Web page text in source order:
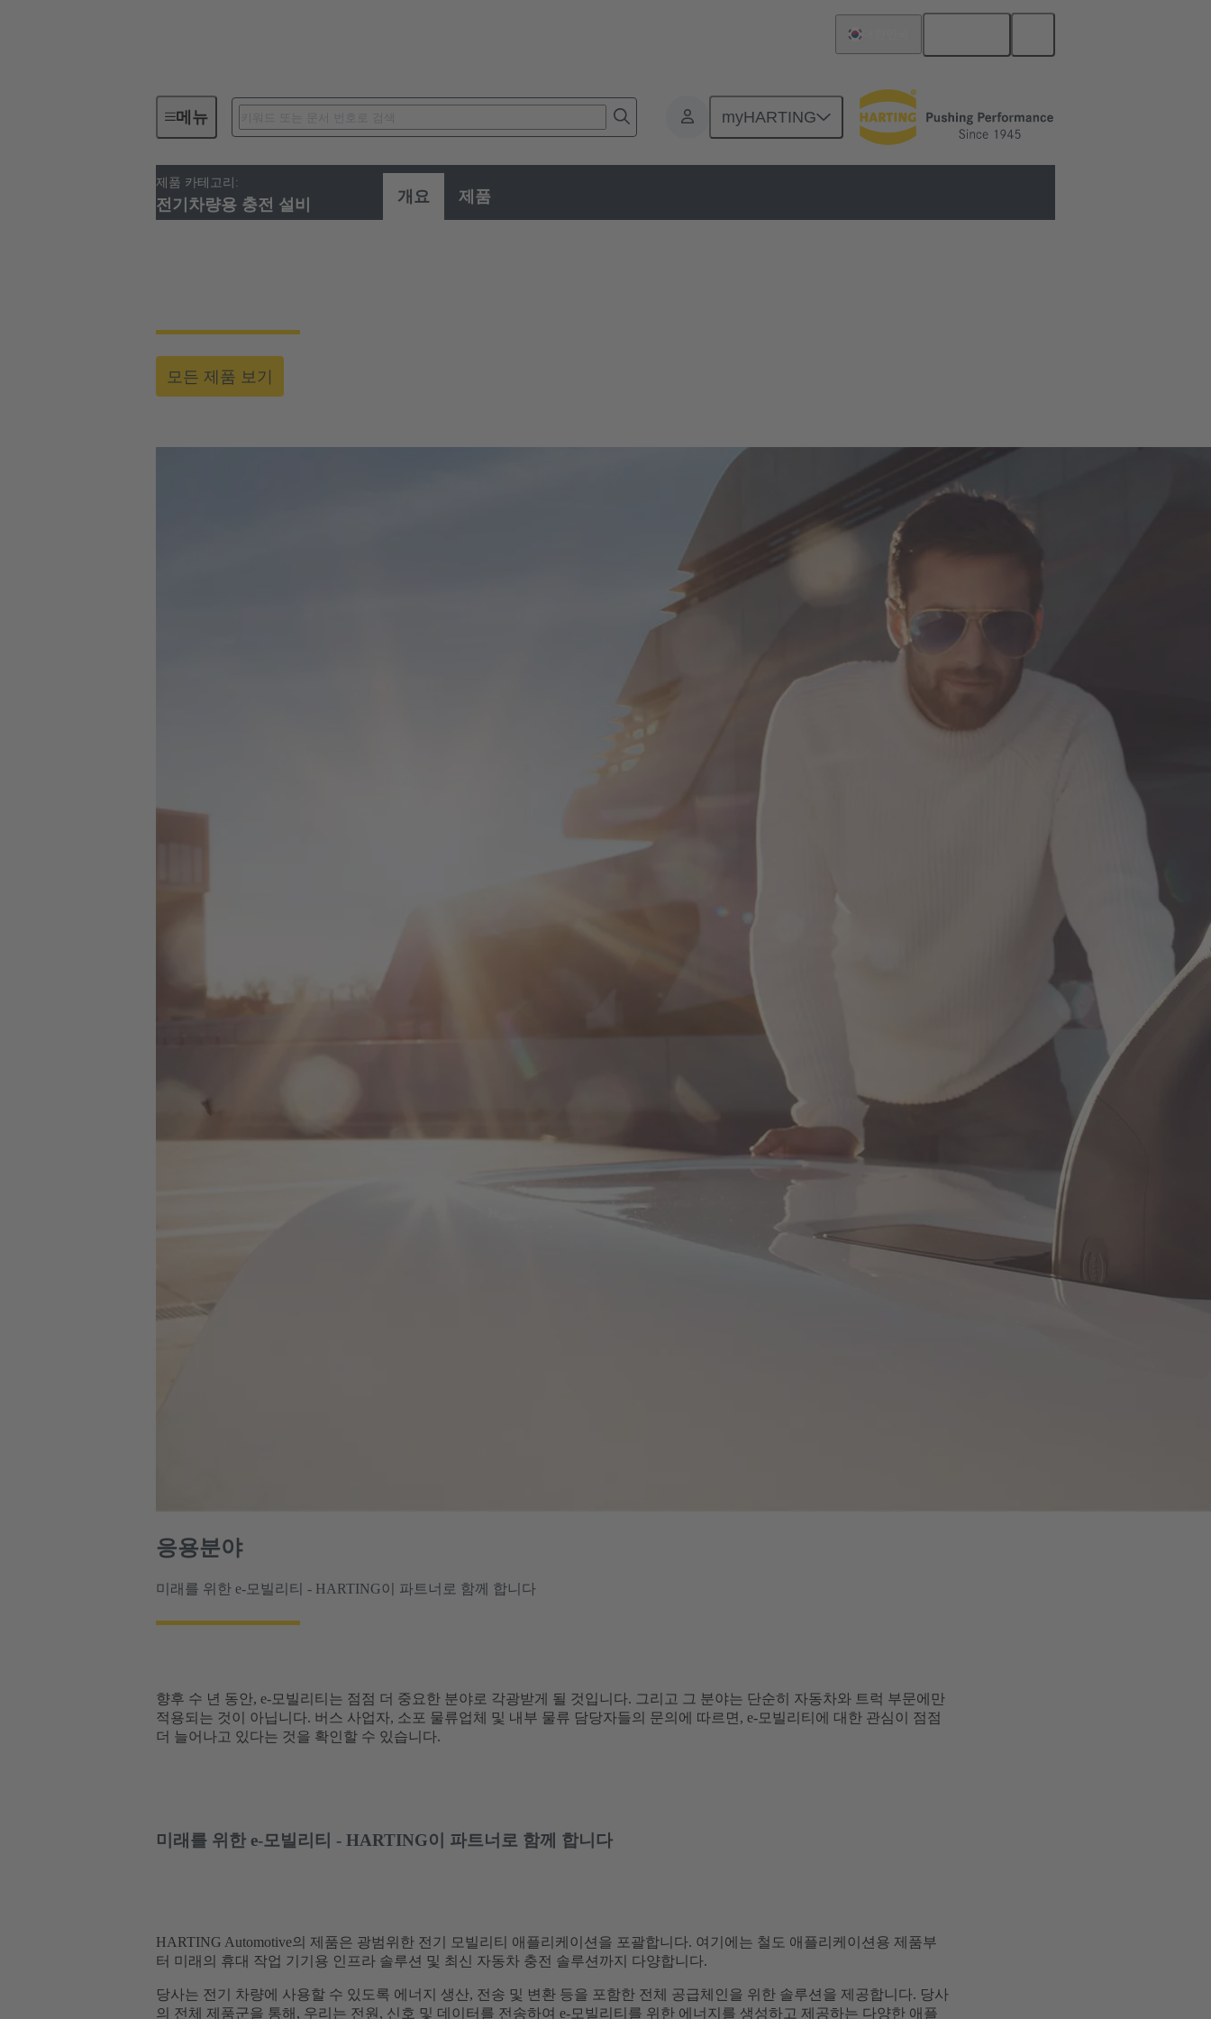
메뉴 myHARTING
제품 카테고리:
전기차량용 충전 설비 개요 제품
전기차량용 충전 설비
모든 제품 보기
응용분야
미래를 위한 e-모빌리티 - HARTING이 파트너로 함께 합니다
향후 수 년 동안, e-모빌리티는 점점 더 중요한 분야로 각광받게 될 것입니다. 그리고 그 분야는 단순히 자동차와 트럭 부문에만
적용되는 것이 아닙니다. 버스 사업자, 소포 물류업체 및 내부 물류 담당자들의 문의에 따르면, e-모빌리티에 대한 관심이 점점
더 늘어나고 있다는 것을 확인할 수 있습니다.
미래를 위한 e-모빌리티 - HARTING이 파트너로 함께 합니다
HARTING Automotive의 제품은 광범위한 전기 모빌리티 애플리케이션을 포괄합니다. 여기에는 철도 애플리케이션용 제품부
터 미래의 휴대 작업 기기용 인프라 솔루션 및 최신 자동차 충전 솔루션까지 다양합니다.
당사는 전기 차량에 사용할 수 있도록 에너지 생산, 전송 및 변환 등을 포함한 전체 공급체인을 위한 솔루션을 제공합니다. 당사
의 전체 제품군을 통해, 우리는 전원, 신호 및 데이터를 전송하여 e-모빌리티를 위한 에너지를 생성하고 제공하는 다양한 애플